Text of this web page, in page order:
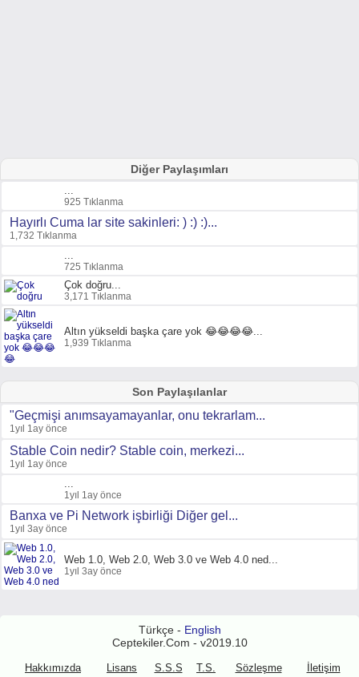
Diğer Paylaşımları
...
925 Tıklanma
Hayırlı Cuma lar site sakinleri: ) :) :)...
1,732 Tıklanma
...
725 Tıklanma
Çok doğru...
3,171 Tıklanma
Altın yükseldi başka çare yok 😂😂😂😂...
1,939 Tıklanma
Son Paylaşılanlar
"Geçmişi anımsayamayanlar, onu tekrarlam...
1yıl 1ay önce
Stable Coin nedir? Stable coin, merkezi...
1yıl 1ay önce
...
1yıl 1ay önce
Banxa ve Pi Network işbirliği Diğer gel...
1yıl 3ay önce
Web 1.0, Web 2.0, Web 3.0 ve Web 4.0 ned...
1yıl 3ay önce
Türkçe - English
Ceptekiler.Com - v2019.10
Hakkımızda Lisans S.S.S T.S. Sözleşme İletişim